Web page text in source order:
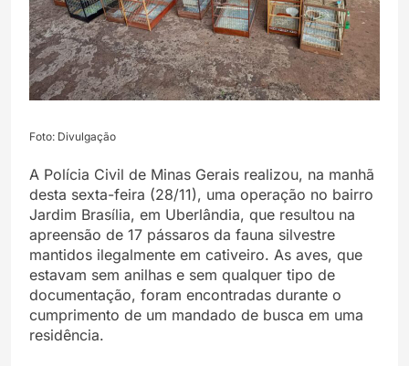
Foto: Divulgação
A Polícia Civil de Minas Gerais realizou, na manhã
desta sexta-feira (28/11), uma operação no bairro
Jardim Brasília, em Uberlândia, que resultou na
apreensão de 17 pássaros da fauna silvestre
mantidos ilegalmente em cativeiro. As aves, que
estavam sem anilhas e sem qualquer tipo de
documentação, foram encontradas durante o
cumprimento de um mandado de busca em uma
residência.